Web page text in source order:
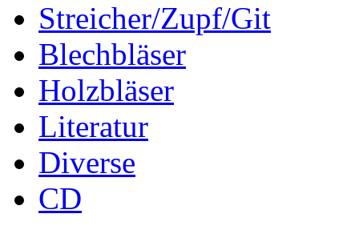
Streicher/Zupf/Git
Blechbläser
Holzbläser
Literatur
Diverse
CD